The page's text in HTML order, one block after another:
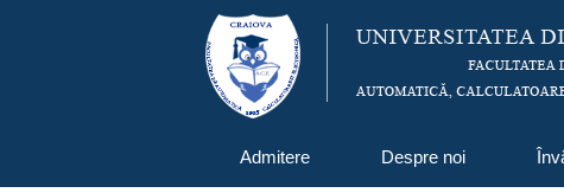
Admitere Despre noi